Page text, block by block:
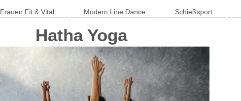
Frauen Fit & Vital Modern Line Dance Schießsport
Hatha Yoga